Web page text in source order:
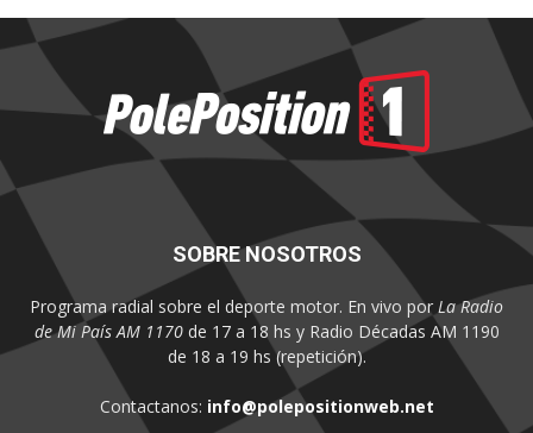
SOBRE NOSOTROS
Programa radial sobre el deporte motor. En vivo por La Radio
de Mi País AM 1170de 17 a 18 hs y Radio Décadas AM 1190
de 18 a 19 hs (repetición).
Contactanos: info@polepositionweb.net